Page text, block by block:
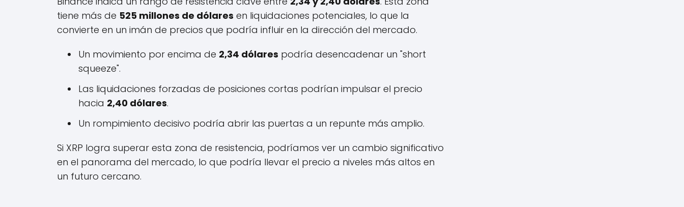
tiene más de 525 millones de dólares en liquidaciones potenciales, lo que la
convierte en un imán de precios que podría influir en la dirección del mercado.
Un movimiento por encima de 2,34 dólares podría desencadenar un "short
squeeze".
Las liquidaciones forzadas de posiciones cortas podrían impulsar el precio
hacia 2,40 dólares.
Un rompimiento decisivo podría abrir las puertas a un repunte más amplio.
Si XRP logra superar esta zona de resistencia, podríamos ver un cambio significativo
en el panorama del mercado, lo que podría llevar el precio a niveles más altos en
un futuro cercano.